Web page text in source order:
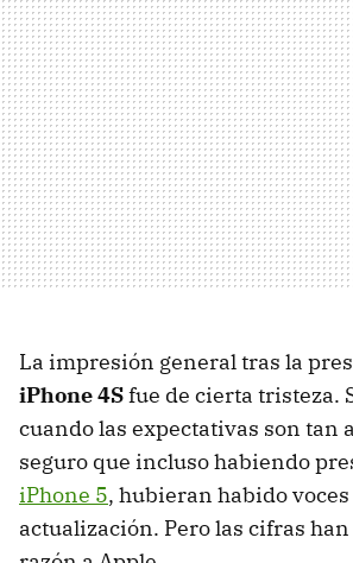
La impresión general tras la
iPhone 4Sfue de cierta tristeza.
cuando las expectativas son tan
seguro que incluso habiendo
iPhone 5, hubieran habido
actualización. Pero las cifras